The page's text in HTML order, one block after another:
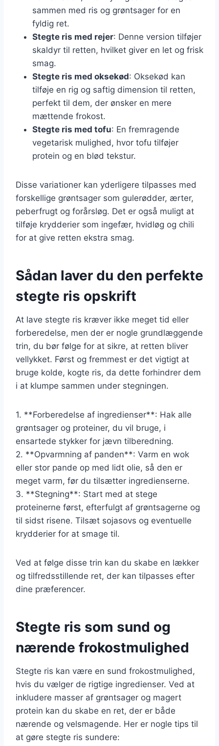
sammen med ris og grøntsager for en
fyldig ret.
Stegte ris med rejer: Denne version tilføjer
skaldyr til retten, hvilket giver en let og frisk
smag.
Stegte ris med oksekød: Oksekød kan
tilføje en rig og saftig dimension til retten,
perfekt til dem, der ønsker en mere
mættende frokost.
Stegte ris med tofu: En fremragende
vegetarisk mulighed, hvor tofu tilføjer
protein og en blød tekstur.
Disse variationer kan yderligere tilpasses med
forskellige grøntsager som gulerødder, ærter,
peberfrugt og forårsløg. Det er også muligt at
tilføje krydderier som ingefær, hvidløg og chili
for at give retten ekstra smag.
Sådan laver du den perfekte
stegte ris opskrift
At lave stegte ris kræver ikke meget tid eller
forberedelse, men der er nogle grundlæggende
trin, du bør følge for at sikre, at retten bliver
vellykket. Først og fremmest er det vigtigt at
bruge kolde, kogte ris, da dette forhindrer dem
i at klumpe sammen under stegningen.
1. **Forberedelse af ingredienser**: Hak alle
grøntsager og proteiner, du vil bruge, i
ensartede stykker for jævn tilberedning.
2. **Opvarmning af panden**: Varm en wok
eller stor pande op med lidt olie, så den er
meget varm, før du tilsætter ingredienserne.
3. **Stegning**: Start med at stege
proteinerne først, efterfulgt af grøntsagerne og
til sidst risene. Tilsæt sojasovs og eventuelle
krydderier for at smage til.
Ved at følge disse trin kan du skabe en lækker
og tilfredsstillende ret, der kan tilpasses efter
dine præferencer.
Stegte ris som sund og
nærende frokostmulighed
Stegte ris kan være en sund frokostmulighed,
hvis du vælger de rigtige ingredienser. Ved at
inkludere masser af grøntsager og magert
protein kan du skabe en ret, der er både
nærende og velsmagende. Her er nogle tips til
at gøre stegte ris sundere: